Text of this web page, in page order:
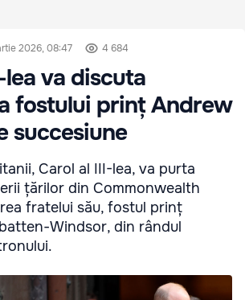
2026, 08:47 4 684
lea va discuta
fostului prinț Andrew
succesiune
Carol al III-lea, va purta
țărilor din Commonwealth
fratelui său, fostul prinț
Windsor, din rândul